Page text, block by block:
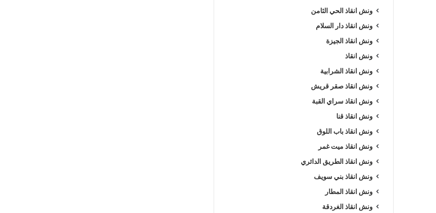
ونش انقاذ الحي الثامن
ونش انقاذ دار السلام
ونش انقاذ الجيزة
ونش انقاذ
ونش انقاذ الشرابية
ونش انقاذ صقر قريش
ونش انقاذ سراي القبة
ونش انقاذ قنا
ونش انقاذ باب اللوق
ونش انقاذ ميت غمر
ونش انقاذ الطريق الدائري
ونش انقاذ بني سويف
ونش انقاذ المطار
ونش انقاذ الغردقة